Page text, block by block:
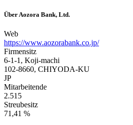
Über Aozora Bank, Ltd.
Web
https://www.aozorabank.co.jp/
Firmensitz
6-1-1, Koji-machi
102-8660, CHIYODA-KU
JP
Mitarbeitende
2.515
Streubesitz
71,41 %